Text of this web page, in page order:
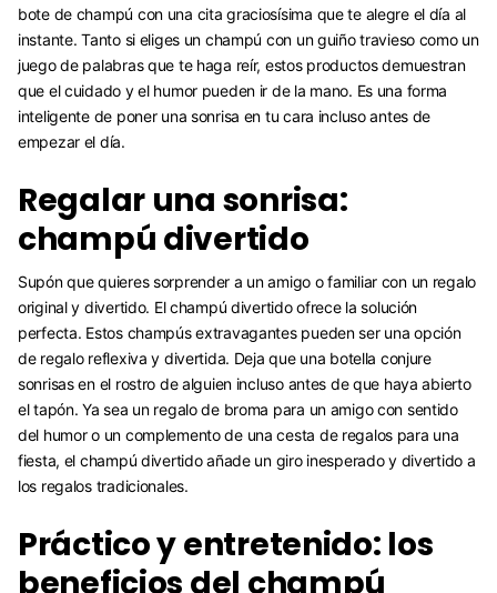
bote de champú con una cita graciosísima que te alegre el día al
instante. Tanto si eliges un champú con un guiño travieso como un
juego de palabras que te haga reír, estos productos demuestran
que el cuidado y el humor pueden ir de la mano. Es una forma
inteligente de poner una sonrisa en tu cara incluso antes de
empezar el día.
Regalar una sonrisa:
champú divertido
Supón que quieres sorprender a un amigo o familiar con un regalo
original y divertido. El champú divertido ofrece la solución
perfecta. Estos champús extravagantes pueden ser una opción
de regalo reflexiva y divertida. Deja que una botella conjure
sonrisas en el rostro de alguien incluso antes de que haya abierto
el tapón. Ya sea un regalo de broma para un amigo con sentido
del humor o un complemento de una cesta de regalos para una
fiesta, el champú divertido añade un giro inesperado y divertido a
los regalos tradicionales.
Práctico y entretenido: los
beneficios del champú